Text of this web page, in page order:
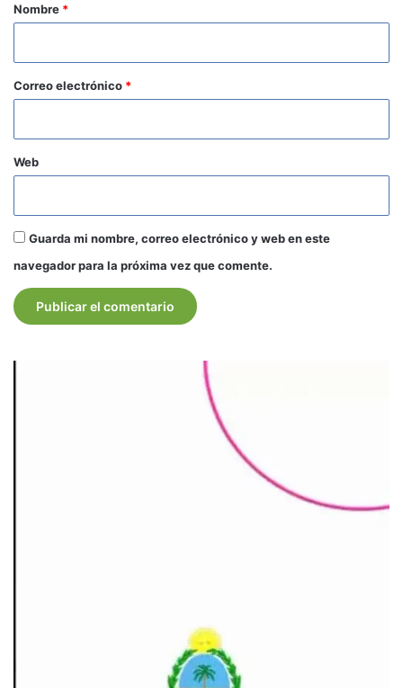
r
*
Nombre *
Correo electrónico *
Web
Guarda mi nombre, correo electrónico y web en este
navegador para la próxima vez que comente.